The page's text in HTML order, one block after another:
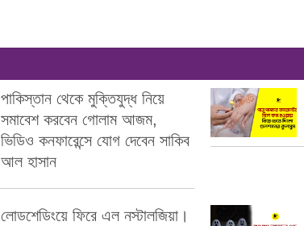
পাকিস্তান থেকে মুক্তিযুদ্ধ নিয়ে
সমাবেশ করবেন গোলাম আজম,
ভিডিও কনফারেন্সে যোগ দেবেন সাকিব
আল হাসান
লোডশেডিংয়ে ফিরে এল নস্টালজিয়া।